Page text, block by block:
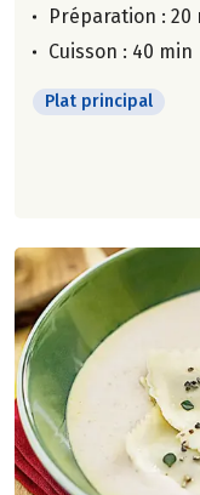
Préparation : 20
Cuisson : 40 min
Plat principal